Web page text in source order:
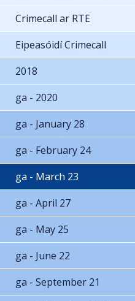
Crimecall ar RTE
Eipeasóidí Crimecall
2018
ga - 2020
ga - January 28
ga - February 24
ga - March 23
ga - April 27
ga - May 25
ga - June 22
ga - September 21